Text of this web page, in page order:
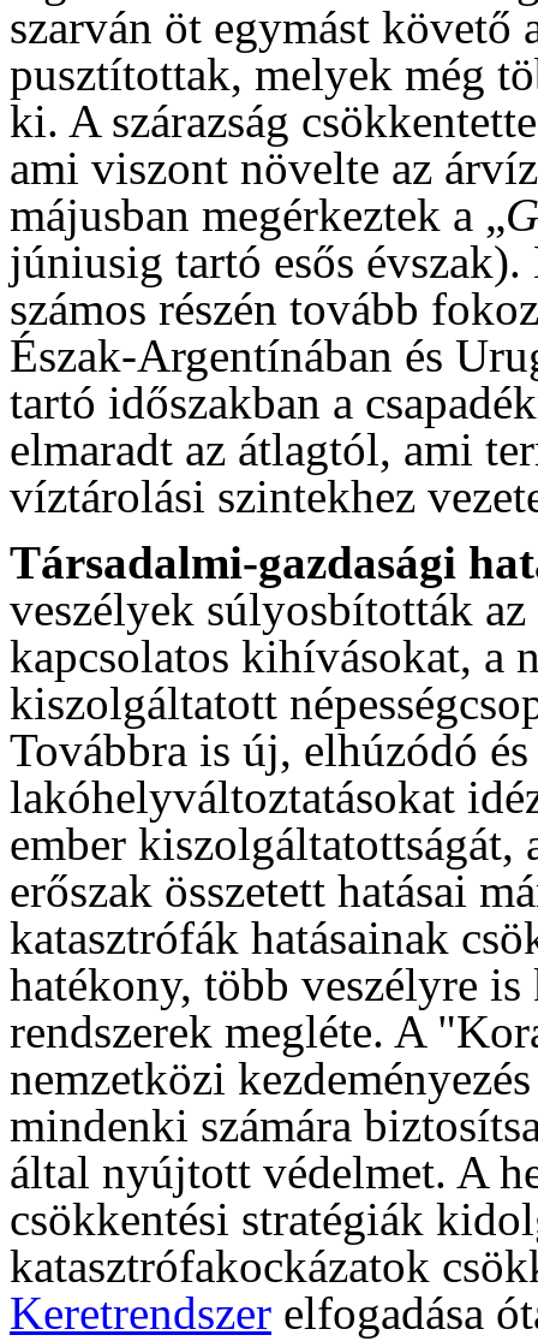
szarván öt egymást követő
pusztítottak, melyek még
ki. A szárazság
ami viszont növelte az
májusban megérkeztek a „
júniusig tartó esős
számos részén tovább
Észak-Argentínában és
tartó időszakban a
elmaradt az átlagtól, ami
víztárolási szintekhez
Társadalmi-gazdasági
veszélyek súlyosbították
kapcsolatos kihívásokat, a
kiszolgáltatott
Továbbra is új, elhúzódó
lakóhelyváltoztatásokat
ember
erőszak összetett hatásai
katasztrófák hatásainak
hatékony, több veszélyre
rendszerek megléte. A
nemzetközi
mindenki számára
által nyújtott védelmet. A
csökkentési stratégiák
katasztrófakockázatok
Keretrendszer elfogadása